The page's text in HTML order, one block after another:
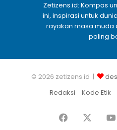
Zetizens.id: Kompas
ini, inspirasi untuk
rayakan masa muda
paling
© 2026 zetizens.id |
Redaksi
Kode Etik
Facebook